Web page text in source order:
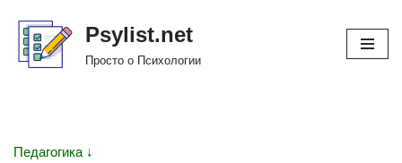
Перейти
Psylist.net
Просто о Психологии
Педагогика ↓